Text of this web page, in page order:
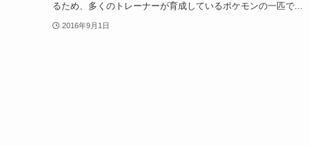
るため、多くのトレーナーが育成しているポケモンの一匹で...
2016年9月1日